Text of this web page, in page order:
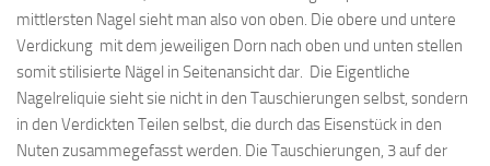
mittlersten Nagel sieht man also von oben. Die obere und untere
Verdickung mit dem jeweiligen Dorn nach oben und unten stellen
somit stilisierte Nägel in Seitenansicht dar. Die Eigentliche
Nagelreliquie sieht sie nicht in den Tauschierungen selbst, sondern
in den Verdickten Teilen selbst, die durch das Eisenstück in den
Nuten zusammegefasst werden. Die Tauschierungen, 3 auf der